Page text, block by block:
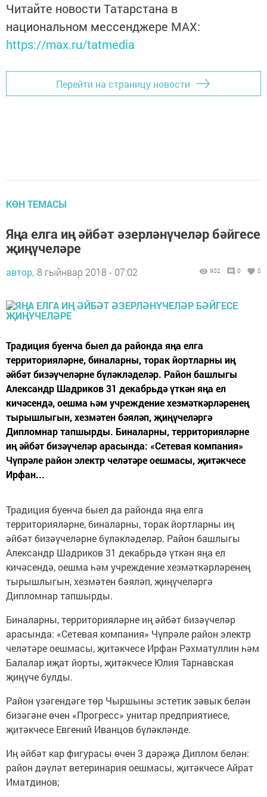
Читайте новости Татарстана в
национальном мессенджере MАХ:
https://max.ru/tatmedia
Перейти на страницу новости
КӨН ТЕМАСЫ
Яңа елга иң әйбәт әзерләнүчеләр бәйгесе
җиңүчеләре
автор, 8 гыйнвар 2018 - 07:02 902 0 0
Традиция буенча быел да районда яңа елга
территорияләрне, биналарны, торак йортларны иң
әйбәт бизәүчеләрне бүләкләделәр. Район башлыгы
Александр Шадриков 31 декабрьдә үткән яңа ел
кичәсендә, оешма һәм учреждение хезмәткәрләренең
тырышлыгын, хезмәтен бәяләп, җиңүчеләргә
Дипломнар тапшырды. Биналарны, территорияләрне
иң әйбәт бизәүчеләр арасында: «Сетевая компания»
Чүпрәле район электр челәтәре оешмасы, җитәкчесе
Ирфан...
Традиция буенча быел да районда яңа елга
территорияләрне, биналарны, торак йортларны иң
әйбәт бизәүчеләрне бүләкләделәр. Район башлыгы
Александр Шадриков 31 декабрьдә үткән яңа ел
кичәсендә, оешма һәм учреждение хезмәткәрләренең
тырышлыгын, хезмәтен бәяләп, җиңүчеләргә
Дипломнар тапшырды.
Биналарны, территорияләрне иң әйбәт бизәүчеләр
арасында: «Сетевая компания» Чүпрәле район электр
челәтәре оешмасы, җитәкчесе Ирфан Рәхматуллин һәм
Балалар иҗат йорты, җитәкчесе Юлия Тарнавская
җиңүче булды.
Район үзәгендәге төр Чыршыны эстетик зәвык белән
бизәгәне өчен «Прогресс» унитар предприятиесе,
җитәкчесе Евгений Иванцов бүләкләнде.
Иң әйбәт кар фигурасы өчен 3 дәрәҗә Диплом белән:
район дәүләт ветеринария оешмасы, җитәкчесе Айрат
Иматдинов;